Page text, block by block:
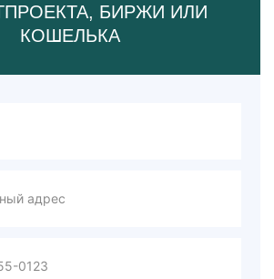
БИРЖИ ИЛИ
КОШЕЛЬКА